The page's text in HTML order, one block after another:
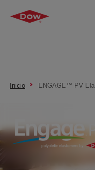
Inicio ENGAGE™ PV